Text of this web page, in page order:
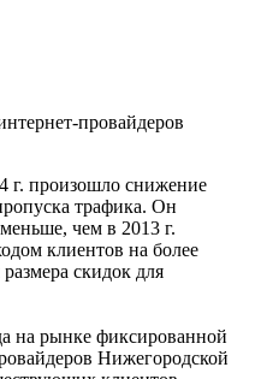
провайдеров
г. произошло снижение
трафика. Он
чем в 2013 г.
клиентов на более
скидок для
на рынке фиксированной
Нижегородской